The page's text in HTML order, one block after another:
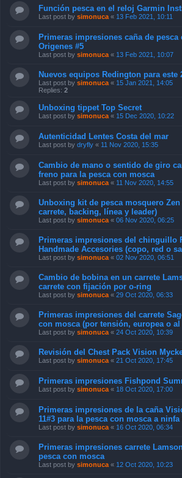
Función pesca en el reloj Garmin
Last post by simonuca « 13 Feb 2021, 10:11
Primeras impresiones caña de pesca
Origenes #5
Last post by simonuca « 13 Feb 2021, 10:07
Nuevos equipos Redington para este
Last post by simonuca « 15 Jan 2021, 14:05
Replies: 2
Unboxing tippet Top Secret
Last post by simonuca « 15 Dec 2020, 10:22
Autenticidad Lentes Costa del mar
Last post by dryfly « 11 Nov 2020, 15:35
Cambio de mano o sentido de giro
freno para la pesca con mosca
Last post by simonuca « 11 Nov 2020, 14:55
Unboxing kit de pesca mosquero Zen
carrete, backing, línea y leader)
Last post by simonuca « 06 Nov 2020, 06:25
Primeras impresiones del chinguillo
Handmade Accesories (copo, red o
Last post by simonuca « 02 Nov 2020, 06:51
Cambio de bobina en un carrete
carrete con fijación por o-ring
Last post by simonuca « 29 Oct 2020, 06:33
Primeras impresiones del carrete
con mosca (por tensión, europea o
Last post by simonuca « 24 Oct 2020, 10:39
Revisión del Chest Pack Vision
Last post by simonuca « 21 Oct 2020, 17:45
Primeras impresiones Fishpond
Last post by simonuca « 18 Oct 2020, 17:00
Primeras impresiones de la caña
11#3 para la pesca con mosca a
Last post by simonuca « 16 Oct 2020, 06:34
Primeras impresiones carrete
pesca con mosca
Last post by simonuca « 12 Oct 2020, 10:23